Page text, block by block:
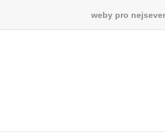
weby pro